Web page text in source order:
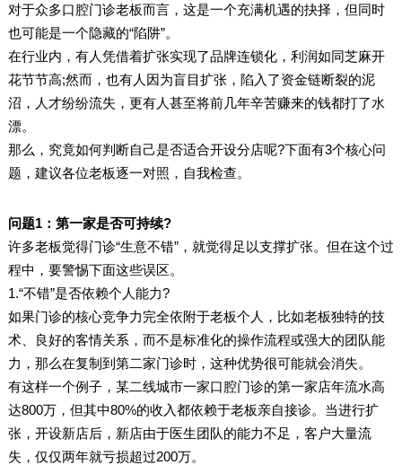
对于众多口腔门诊老板而言，这是一个充满机遇的抉择，但同时
也可能是一个隐藏的“陷阱”。
在行业内，有人凭借着扩张实现了品牌连锁化，利润如同芝麻开
花节节高;然而，也有人因为盲目扩张，陷入了资金链断裂的泥
沼，人才纷纷流失，更有人甚至将前几年辛苦赚来的钱都打了水
漂。
那么，究竟如何判断自己是否适合开设分店呢?下面有3个核心问
题，建议各位老板逐一对照，自我检查。
问题1：第一家是否可持续?
许多老板觉得门诊“生意不错”，就觉得足以支撑扩张。但在这个过
程中，要警惕下面这些误区。
1.“不错”是否依赖个人能力?
如果门诊的核心竞争力完全依附于老板个人，比如老板独特的技
术、良好的客情关系，而不是标准化的操作流程或强大的团队能
力，那么在复制到第二家门诊时，这种优势很可能就会消失。
有这样一个例子，某二线城市一家口腔门诊的第一家店年流水高
达800万，但其中80%的收入都依赖于老板亲自接诊。当进行扩
张，开设新店后，新店由于医生团队的能力不足，客户大量流
失，仅仅两年就亏损超过200万。